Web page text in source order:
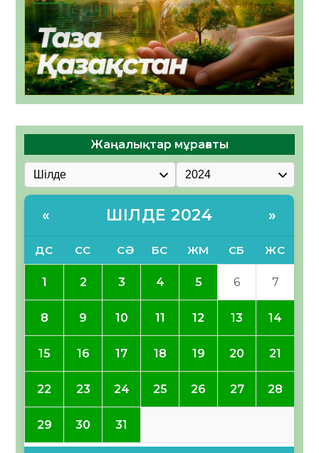
Жаңалықтар мұрағаты
« ШІЛДЕ 2024 »
ДС СС СӘ БС ЖМ СБ ЖС
1 2 3 4 5 6 7
8 9 10 11 12 13 14
15 16 17 18 19 20 21
22 23 24 25 26 27 28
29 30 31